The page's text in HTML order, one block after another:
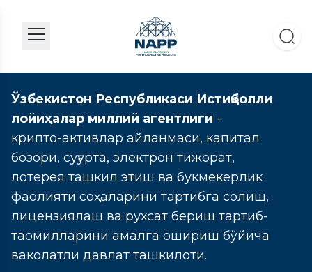
Ўзбекистон Республикаси Истиқболли
лойиҳалар миллий агентлиги -
крипто-активлар айланмаси, капитал
бозори, суғурта, электрон тижорат,
лотерея ташкил этиш ва букмекерлик
фаолияти соҳаларини тартибга солиш,
лицензиялаш ва рухсат бериш тартиб-
таомилларини амалга ошириш бўйича
ваколатли давлат ташкилоти.